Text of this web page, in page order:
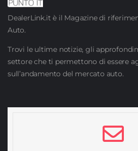
DealerLink.it è il Magazine di
Auto.
Trovi le ultime notizie, gli
settore che ti permettono di essere
sull’andamento del mercato auto.